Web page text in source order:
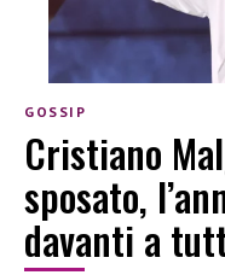
GOSSIP
Cristiano
sposato,
davanti a